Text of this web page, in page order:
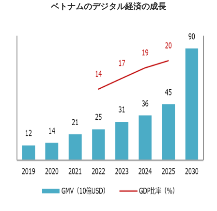
ベトナムのデジタル経済の成長